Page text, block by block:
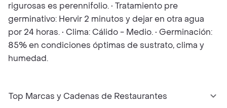
rigurosas es perennifolio. • Tratamiento pre
germinativo: Hervir 2 minutos y dejar en otra agua
por 24 horas. • Clima: Cálido - Medio. • Germinación:
85% en condiciones óptimas de sustrato, clima y
humedad.
Top Marcas y Cadenas de Restaurantes